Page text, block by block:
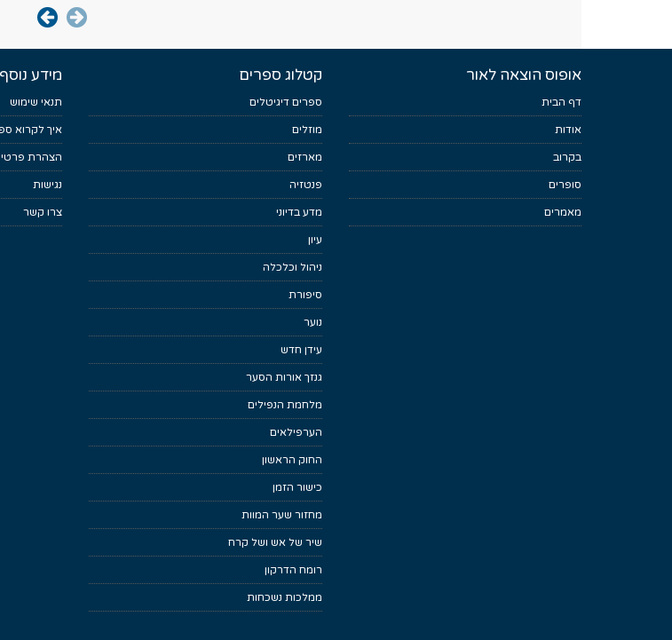
אופוס הוצאה לאור
דף הבית
אודות
בקרוב
סופרים
מאמרים
קטלוג ספרים
ספרים דיגיטלים
מוזלים
מארזים
פנטזיה
מדע בדיוני
עיון
ניהול וכלכלה
סיפורת
נוער
עידן חדש
גנזך אורות הסער
מלחמת הנפילים
הערפילאים
החוק הראשון
כישור הזמן
מחזור שער המוות
שיר של אש ושל קרח
רומח הדרקון
ממלכות נשכחות
מידע נוסף
תנאי שימוש
איך לקרוא
הצהרת
נגישות
צרו קשר